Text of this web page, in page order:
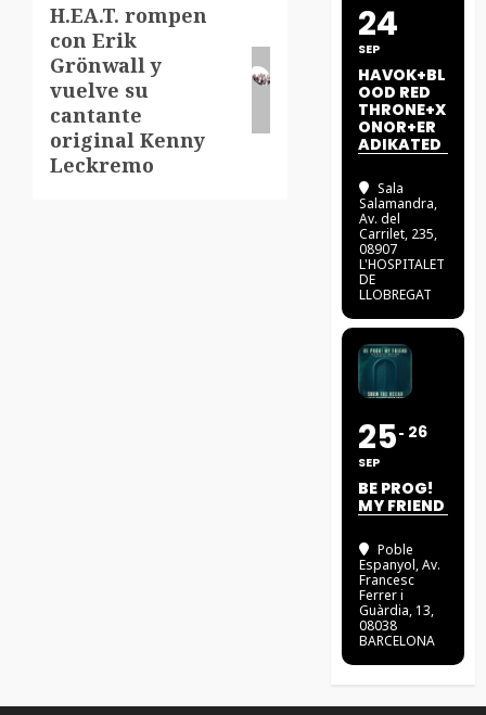
Siguiente
entrada:
H.EA.T. rompen
con Erik
Grönwall y
vuelve su
cantante
original Kenny
Leckremo
24
SEP
HAVOK+BL
OOD RED
THRONE+X
ONOR+ER
ADIKATED
Sala
Salamandra,
Av. del
Carrilet, 235,
08907
L'HOSPITALET
DE
LLOBREGAT
25
SEP
26
BE PROG!
MY FRIEND
Poble
Espanyol, Av.
Francesc
Ferrer i
Guàrdia, 13,
08038
BARCELONA